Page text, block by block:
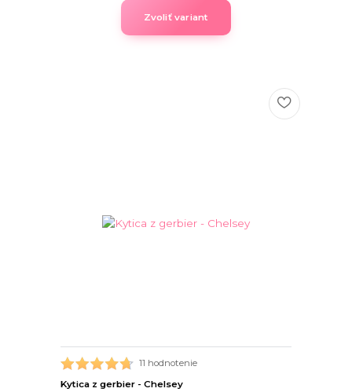
Zvoliť variant
11 hodnotenie
Kytica z gerbier - Chelsey